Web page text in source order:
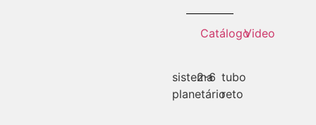
CatálogoVideo
sistema
planetário
2-6 tubo
reto